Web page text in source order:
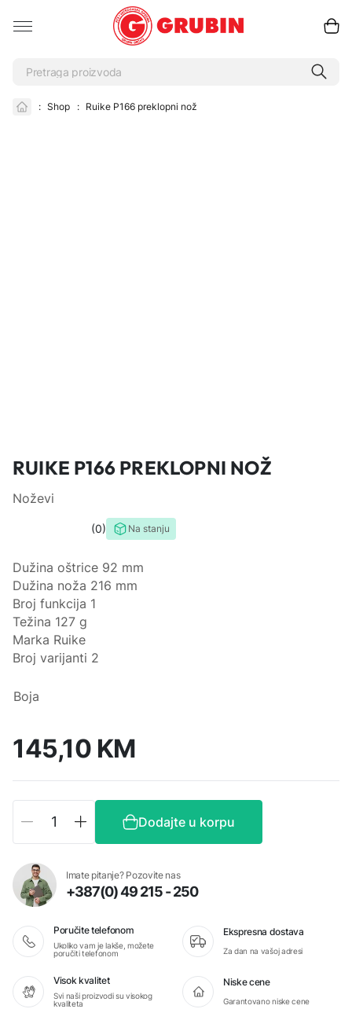
: Shop : Ruike P166 preklopni nož
RUIKE P166 PREKLOPNI NOŽ
Noževi
0 Na stanju
Dužina oštrice 92 mm
Dužina noža 216 mm
Broj funkcija 1
Težina 127 g
Marka Ruike
Broj varijanti 2
Boja
145,10 KM
Ruike
preklopni
količina
Dodajte u korpu
Imate pitanje? Pozovite nas
+387(0) 49 215 - 250
Poručite telefonom
Ukoliko vam je lakše, možete
poručiti telefonom
Ekspresna dostava
Za dan na vašoj adresi
Visok kvalitet
Svi naši proizvodi su visokog
kvaliteta
Niske cene
Garantovano niske cene